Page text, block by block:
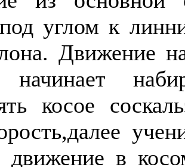
углом к
Движение
начинает
косое
движение в